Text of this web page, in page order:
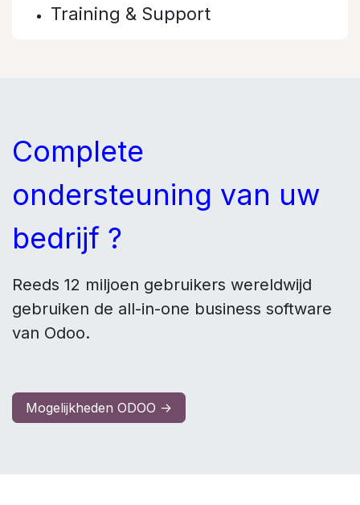
Training & Support
Complete
ondersteuning van uw
bedrijf ?
Reeds 12 miljoen gebruikers wereldwijd
gebruiken de all-in-one business software
van Odoo.
Mogelijkheden ODOO ->